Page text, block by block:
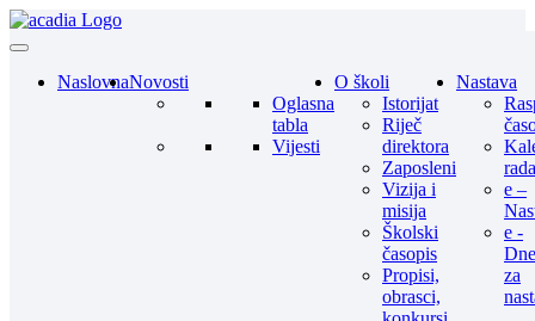
NaslovnaNovosti
Oglasna
tabla
Vijesti
O školi
Istorijat
Riječ
direktora
Zaposleni
Vizija i
misija
Školski
časopis
Propisi,
obrasci,
Nastava
rada
e –
e -
za